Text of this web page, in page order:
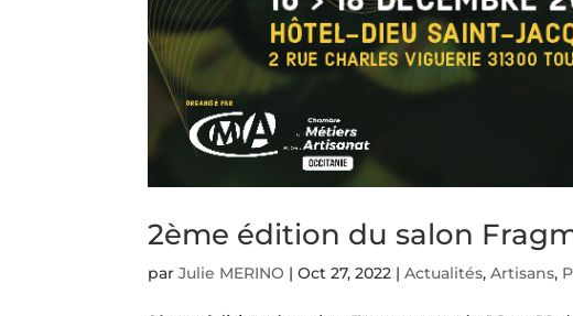
2ème édition du salon
parJulie MERINO |Oct 27, 2022 |Actualités,Artisans,